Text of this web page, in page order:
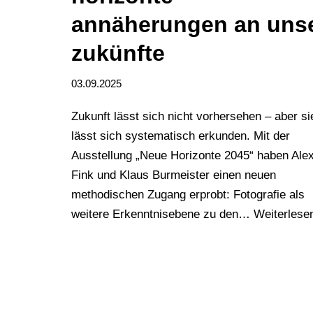
annäherungen an
zukünfte
03.09.2025
Zukunft lässt sich nicht vorhersehen – aber
lässt sich systematisch erkunden. Mit der
Ausstellung „Neue Horizonte 2045“ haben
Fink und Klaus Burmeister einen neuen
methodischen Zugang erprobt: Fotografie als
weitere Erkenntnisebene zu den…